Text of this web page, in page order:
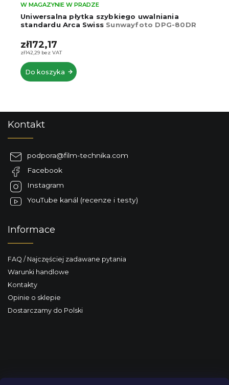
Uniwersalna płytka szybkiego uwalniania
standardu Arca Swiss Sunwayfoto DPG-80DR
W MAGAZYNIE W PRADZE
zł142,29 bez VAT
zł172,17
Do koszyka
Kontakt
podpora@film-technika.com
Facebook
Instagram
YouTube kanál (recenze i testy)
Informace
FAQ / Najczęściej zadawane pytania
Warunki handlowe
Kontakty
Opinie o sklepie
Dostarczamy do Polski